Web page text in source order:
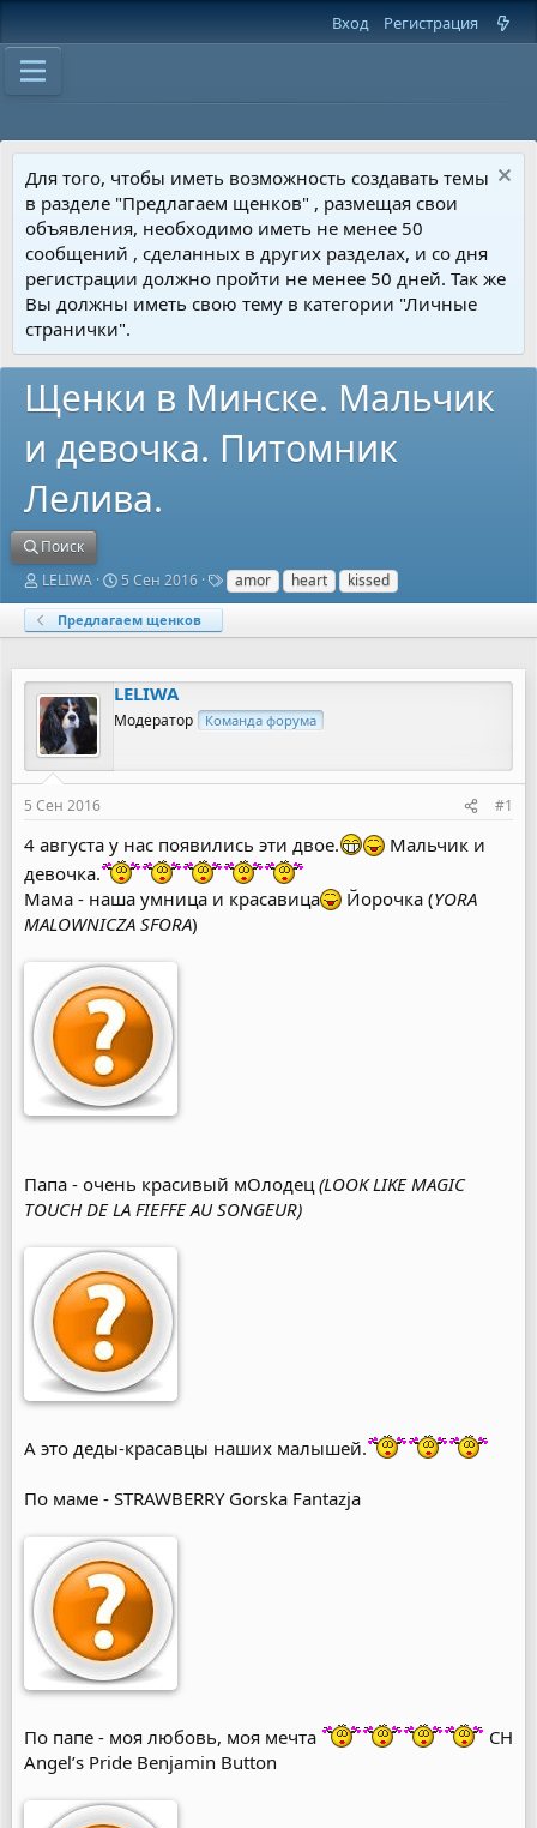
Вход Регистрация
Для того, чтобы иметь возможность создавать темы
в разделе "Предлагаем щенков" , размещая свои
объявления, необходимо иметь не менее 50
сообщений , сделанных в других разделах, и со дня
регистрации должно пройти не менее 50 дней. Так же
Вы должны иметь свою тему в категории "Личные
странички".
Щенки в Минске. Мальчик
и девочка. Питомник
Лелива.
Поиск
А
т
о
т
е
м
ы
LELIWA
Д
т
а
а
ч
а
л
5 Сен 2016
Т
е
и
amor heart kissed
Предлагаем щенков
LELIWA
Модератор Команда форума
5 Сен 2016 #1
4 августа у нас появились эти двое.
Мальчик и
девочка.
Мама - наша умница и красавица
Йорочка (YORA
MALOWNICZA SFORA)
Папа - очень красивый мОлодец(LOOK LIKE MAGIC
TOUCH DE LA FIEFFE AU SONGEUR)
А это деды-красавцы наших малышей.
По маме - STRAWBERRY Gorska Fantazja
По папе - моя любовь, моя мечта
CH
Angel’s Pride Benjamin Button